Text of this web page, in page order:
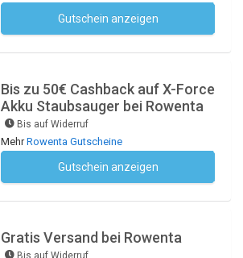
Gutschein anzeigen
Bis zu 50€ Cashback auf X-Force
Akku Staubsauger bei Rowenta
Bis auf Widerruf
MehrRowenta Gutscheine
Gutschein anzeigen
Gratis Versand bei Rowenta
Bis auf Widerruf